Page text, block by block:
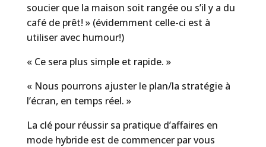
soucier que la maison soit rangée ou s’il y a du
café de prêt! » (évidemment celle-ci est à
utiliser avec humour!)
« Ce sera plus simple et rapide. »
« Nous pourrons ajuster le plan/la stratégie à
l’écran, en temps réel. »
La clé pour réussir sa pratique d’affaires en
mode hybride est de commencer par vous